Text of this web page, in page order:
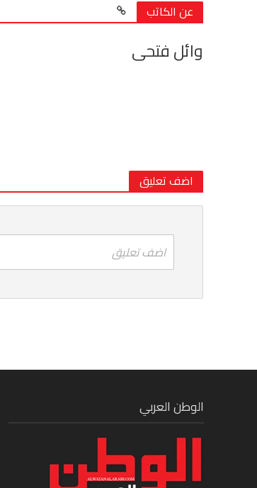
عن الكاتب
وائل فتحى
اضف تعليق
اضف تعليق
الوطن العربي